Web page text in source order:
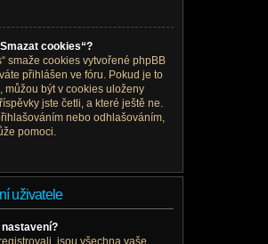
cookies“?
smaže cookies vytvořené phpBB
přihlášen ve fóru. Pokud je to
můžou být v cookies uloženy
jste četli, a které ještě ne.
nebo odhlašováním,
pomoci.
uživatele
jsou všechna vaše